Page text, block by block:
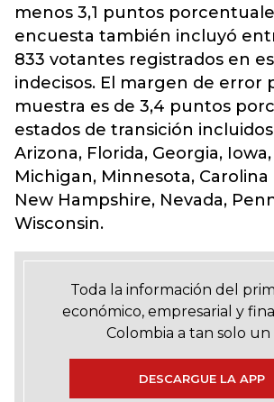
menos 3,1 puntos
encuesta también incluyó
833 votantes registrados en
indecisos. El margen de error
muestra es de 3,4 puntos
estados de transición
Arizona, Florida, Georgia,
Michigan, Minnesota,
New Hampshire, Nevada,
Wisconsin.
Toda la información del
económico, empresarial y
Colombia a tan solo un
DESCARGUE LA APP